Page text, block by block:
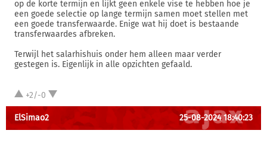
op de korte termijn en lijkt geen enkele vise te hebben hoe je
een goede selectie op lange termijn samen moet stellen met
een goede transferwaarde. Enige wat hij doet is bestaande
transferwaardes afbreken.
Terwijl het salarhishuis onder hem alleen maar verder
gestegen is. Eigenlijk in alle opzichten gefaald.
+2/-0
ElSimao2 25-08-2024 18:40:23